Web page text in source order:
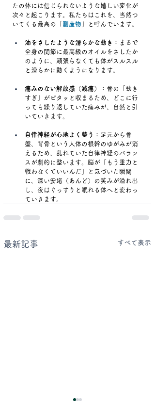
たの体には信じられないような嬉しい変化が
次々と起こります。私たちはこれを、当然つ
いてくる最高の「 副産物 」と呼んでいます。
油をさしたような滑らかな動き：
まるで
全身の関節に最高級のオイルをさしたか
のように、頑張らなくても体がスルスル
と滑らかに動くようになります。
痛みのない解放感（減痛）： 骨の「動き
すぎ」がピタッと収まるため、どこに行
っても繰り返していた痛みが、自然と引
いていきます。
自律神経が心地よく整う： 足元から骨
盤、背骨という人体の根幹のゆがみが消
えるため、乱れていた自律神経のバラン
スが劇的に整います。脳が「もう重力と
戦わなくていいんだ」と気づいた瞬間
に、深い安堵（あんど）の笑みが溢れ出
し、夜はぐっすりと眠れる体へと変わっ
ていきます。
最新記事 すべて表示